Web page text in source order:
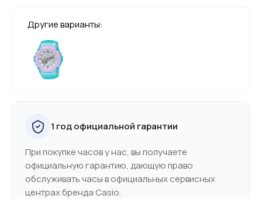
Другие варианты:
1 год официальной гарантии
При покупке часов у нас, вы получаете
официальную гарантию, дающую право
обслуживать часы в официальных сервисных
центрах бренда Casio.